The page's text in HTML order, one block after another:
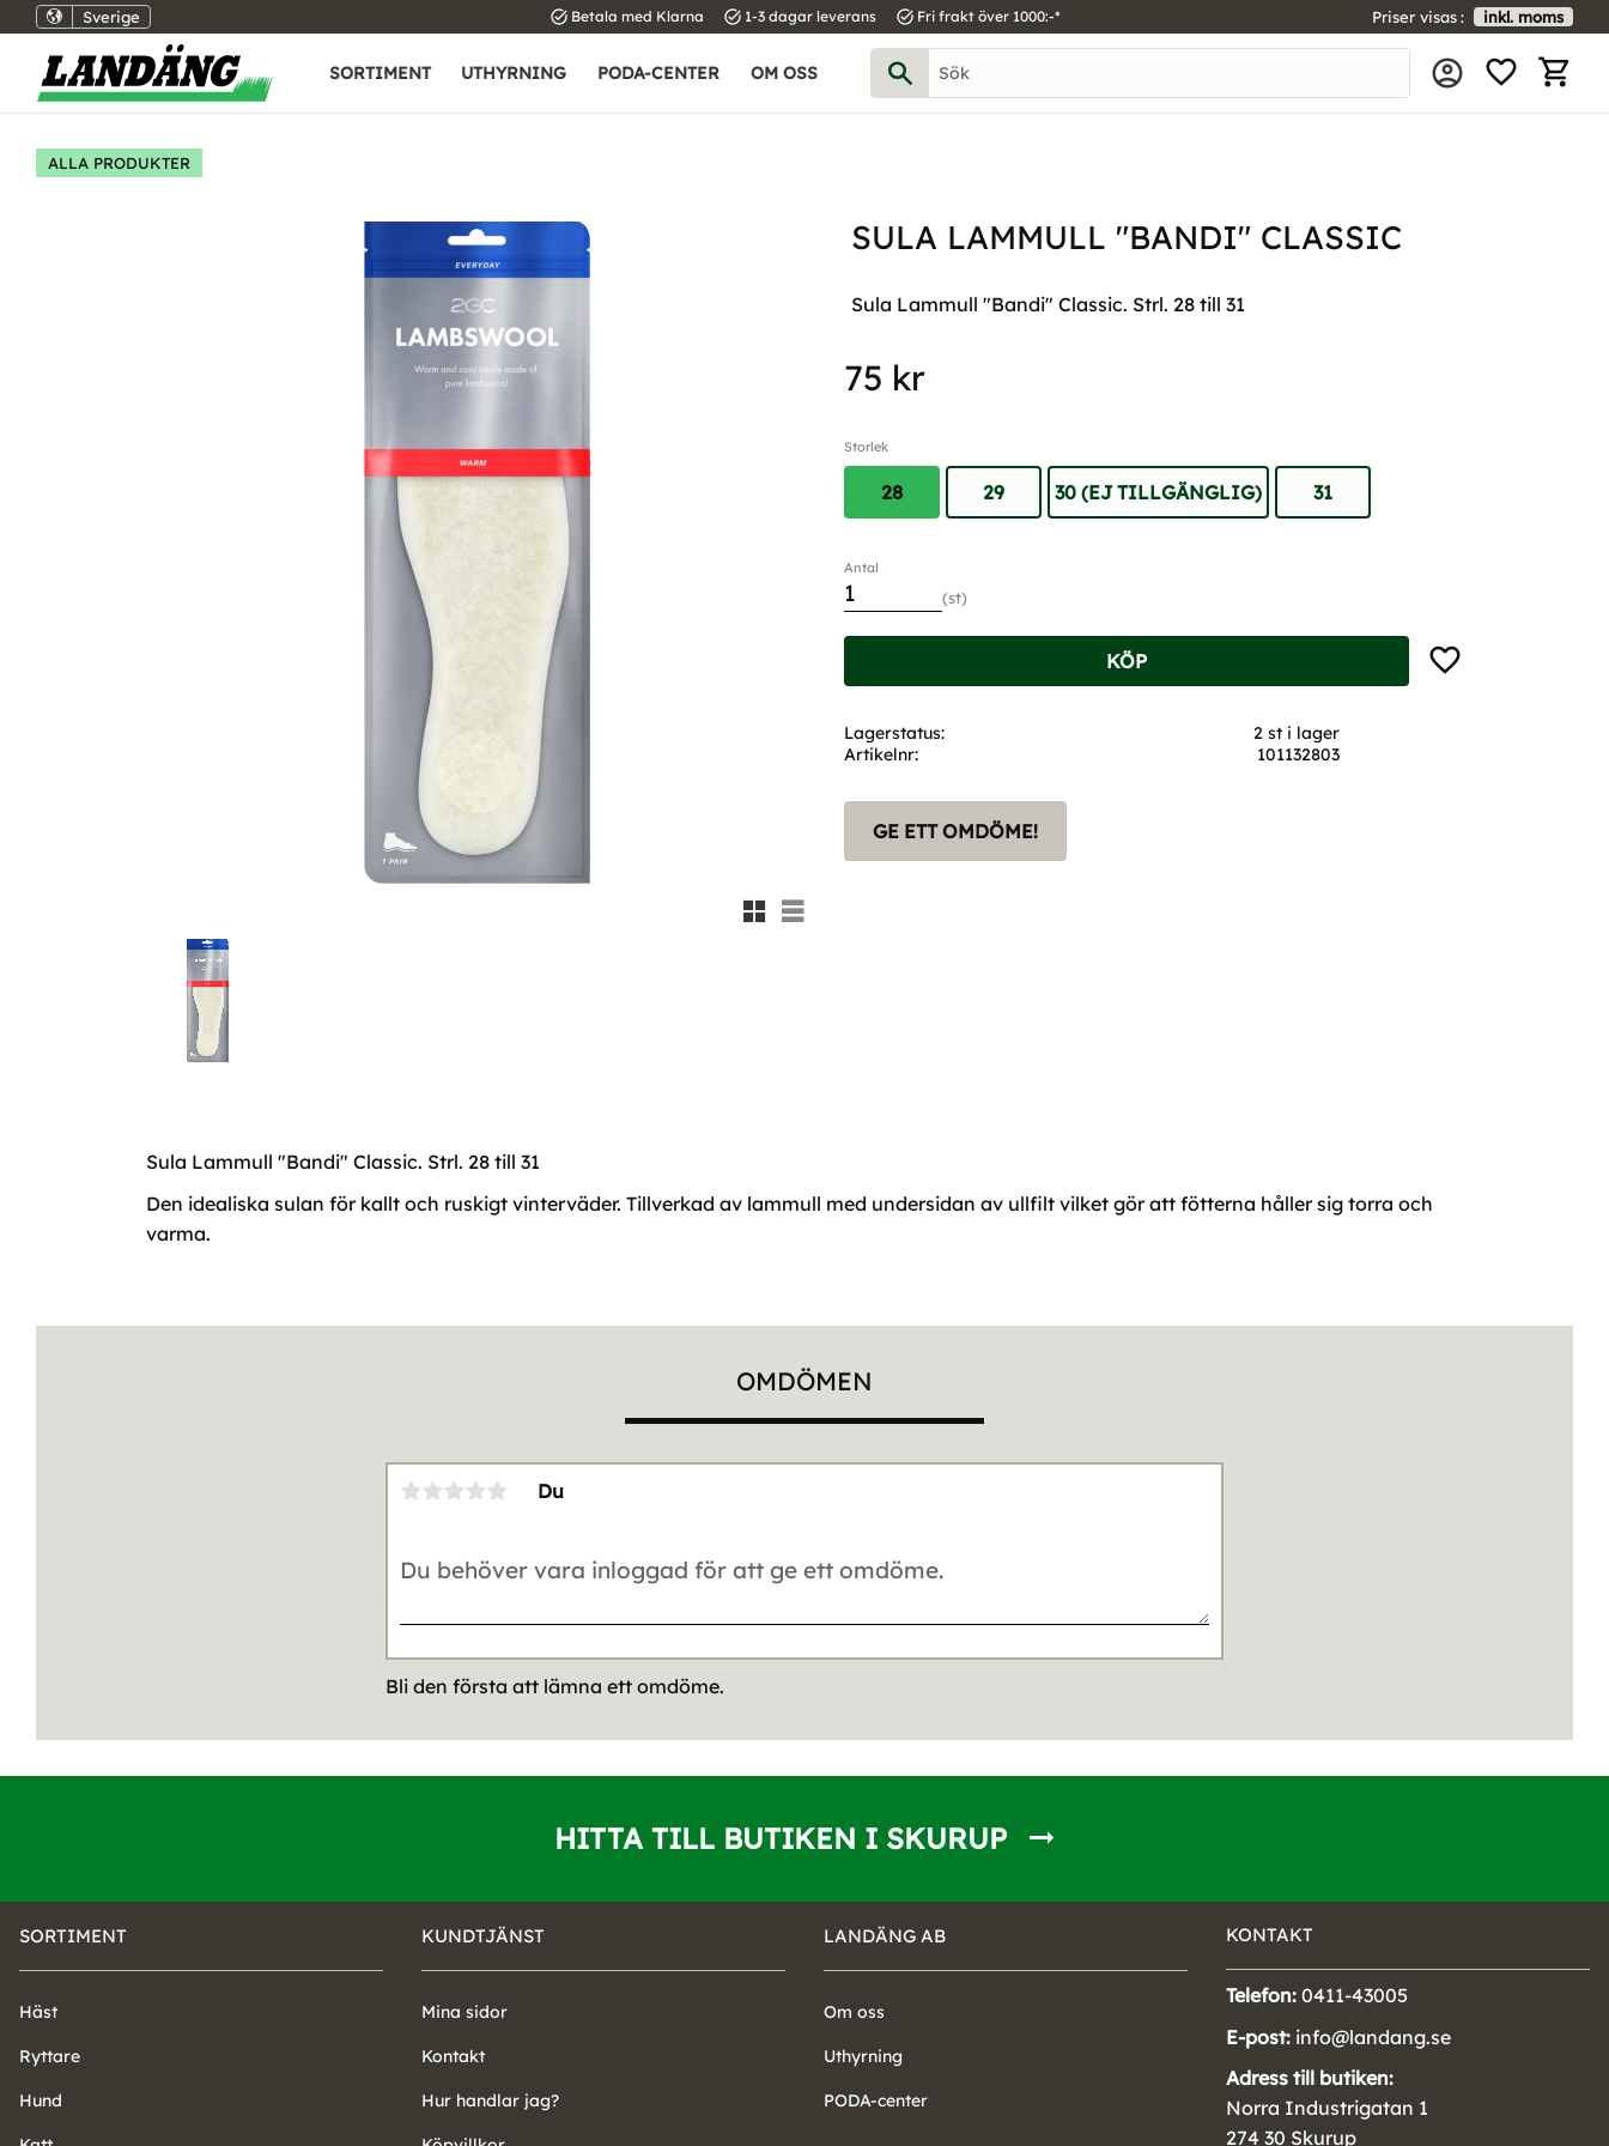
Sverige task_alt Betala med Klarna task_alt 1-3 dagar leverans task_alt Fri frakt över 1000:-* Priser visas inkl. moms
SORTIMENT UTHYRNING PODA-CENTER OM OSS
ALLA PRODUKTER
SULA LAMMULL "BANDI" CLASSIC
Sula Lammull "Bandi" Classic. Strl. 28 till 31
Rutnätsvy
Listvy
75 kr
Storlek
28 29 30 (EJ TILLGÄNGLIG) 31
Antal
st
KÖP Lägg till i favoriter
Lagerstatus
2 st i lager
Artikelnr
101132803
GE ETT OMDÖME!
Sula Lammull "Bandi" Classic. Strl. 28 till 31
Den idealiska sulan för kallt och ruskigt vinterväder. Tillverkad av lammull med undersidan av ullfilt vilket gör att fötterna håller sig torra och
varma.
OMDÖMEN
Du
Bli den första att lämna ett omdöme.
HITTA TILL BUTIKEN I SKURUP
SORTIMENT
Häst
Ryttare
Hund
KUNDTJÄNST
Mina sidor
Kontakt
Hur handlar jag?
LANDÄNG AB
Om oss
Uthyrning
PODA-center
KONTAKT
Telefon: 0411-43005
E-post: info@landang.se
Adress till butiken:
Norra Industrigatan 1
274 30 Skurup